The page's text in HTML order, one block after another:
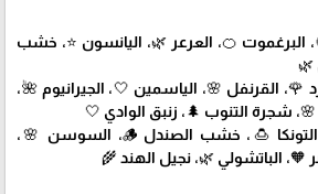
البرغموت 🍊، العرعر 🌿، اليانسون ⭐، خشب
🌿
🌹، القرنفل 🌸، الياسمين 🤍، الجيرانيوم 🌺،
🌸، شجرة التنوب 🌲، زنبق الوادي 🤍
• القاعدة: الفانيليا 🍦، التونكا 🍮، خشب الصندل 🪵، السوسن 🌸،
🧡، الباتشولي 🌿، نجيل الهند 🌾